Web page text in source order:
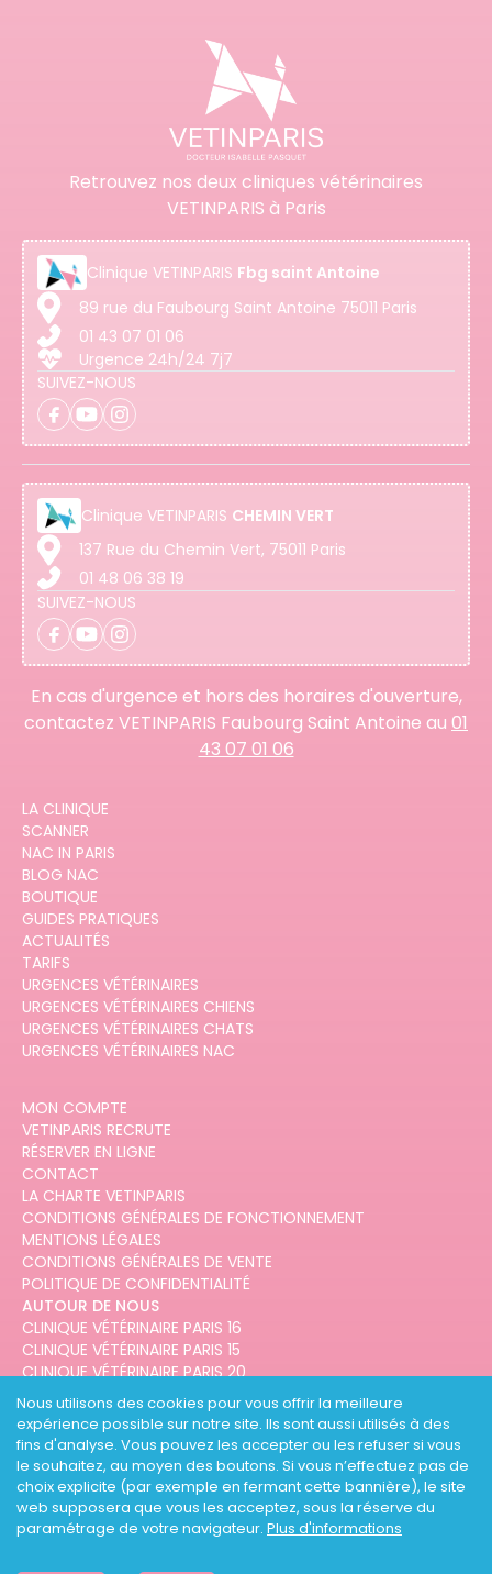
Nous utilisons des cookies pour vous offrir la meilleure
expérience possible sur notre site. Ils sont aussi utilisés à des
fins d'analyse. Vous pouvez les accepter ou les refuser si vous
le souhaitez, au moyen des boutons. Si vous n’effectuez pas de
choix explicite (par exemple en fermant cette bannière), le site
web supposera que vous les acceptez, sous la réserve du
paramétrage de votre navigateur. Plus d'informations
Retrouvez nos deux cliniques vétérinaires
VETINPARIS à Paris
Clinique VETINPARIS Fbg saint Antoine
89 rue du Faubourg Saint Antoine 75011 Paris
01 43 07 01 06
Urgence 24h/24 7j7
SUIVEZ-NOUS
Clinique VETINPARIS CHEMIN VERT
137 Rue du Chemin Vert, 75011 Paris
01 48 06 38 19
SUIVEZ-NOUS
En cas d'urgence et hors des horaires d'ouverture,
contactez VETINPARIS Faubourg Saint Antoine au 01
43 07 01 06
LA CLINIQUE
SCANNER
NAC IN PARIS
BLOG NAC
BOUTIQUE
GUIDES PRATIQUES
ACTUALITÉS
TARIFS
URGENCES VÉTÉRINAIRES
URGENCES VÉTÉRINAIRES CHIENS
URGENCES VÉTÉRINAIRES CHATS
URGENCES VÉTÉRINAIRES NAC
MON COMPTE
VETINPARIS RECRUTE
RÉSERVER EN LIGNE
CONTACT
LA CHARTE VETINPARIS
CONDITIONS GÉNÉRALES DE FONCTIONNEMENT
MENTIONS LÉGALES
CONDITIONS GÉNÉRALES DE VENTE
POLITIQUE DE CONFIDENTIALITÉ
AUTOUR DE NOUS
CLINIQUE VÉTÉRINAIRE PARIS 16
CLINIQUE VÉTÉRINAIRE PARIS 15
CLINIQUE VÉTÉRINAIRE PARIS 20
CLINIQUE VÉTÉRINAIRE PARIS 12
CLINIQUE VÉTÉRINAIRE PARIS 10
CLINIQUE VÉTÉRINAIRE PARIS 3